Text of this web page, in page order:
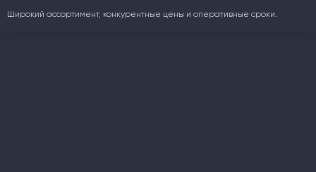
Широкий ассортимент, конкурентные цены и оперативные сроки.